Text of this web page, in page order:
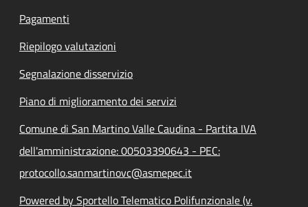
Pagamenti
Riepilogo valutazioni
Segnalazione disservizio
Piano di miglioramento dei servizi
Comune di San Martino Valle Caudina - Partita IVA
dell'amministrazione: 00503390643 - PEC:
protocollo.sanmartinovc@asmepec.it
Powered by Sportello Telematico Polifunzionale (v.